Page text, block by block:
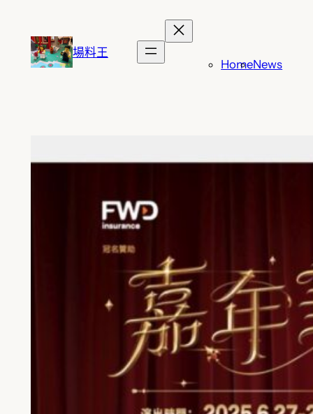
場料王
HomeNews